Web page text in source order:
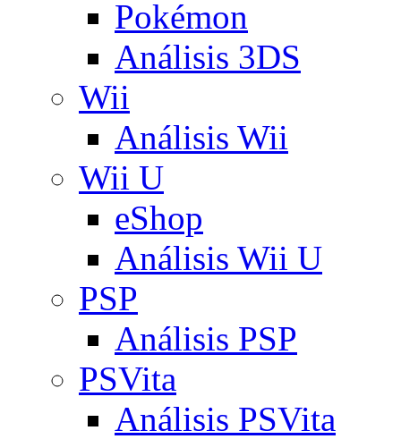
Pokémon
Análisis 3DS
Wii
Análisis Wii
Wii U
eShop
Análisis Wii U
PSP
Análisis PSP
PSVita
Análisis PSVita